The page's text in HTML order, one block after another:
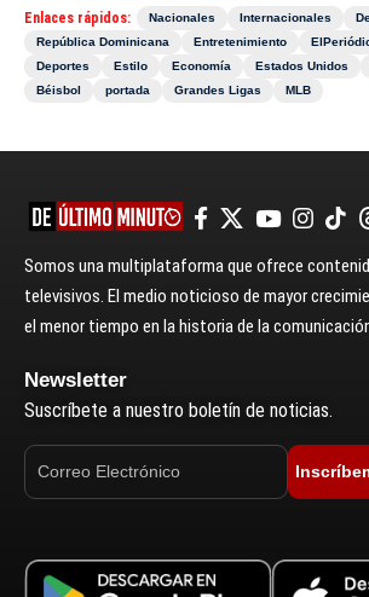
Enlaces rápidos: Nacionales Internacionales
República Dominicana
Entretenimiento
Deportes
Estilo Economía Estados Unidos
Béisbol
portada Grandes Ligas MLB
Somos una multiplataforma que ofrece
televisivos. El medio noticioso de mayor
el menor tiempo en la historia de la
Newsletter
Suscríbete a nuestro boletín de noticias.